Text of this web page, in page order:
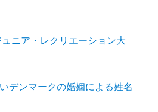
ニア・レクリエーション大
デンマークの婚姻による姓名